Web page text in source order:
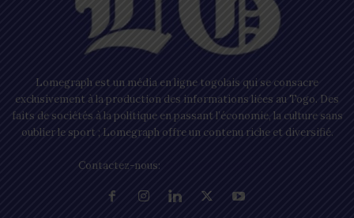
Lomegraph est un média en ligne togolais qui se consacre
exclusivement à la production des informations liées au Togo. Des
faits de sociétés à la politique en passant l’économie, la culture sans
oublier le sport ; Lomegraph offre un contenu riche et diversifié.
Contactez-nous: